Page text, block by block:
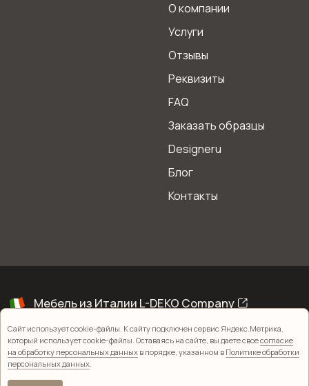
О компании
Услуги
Отзывы
Реквизиты
FAQ
Заказать образцы
Designeru
Блог
Контакты
Сайт использует cookie-файлы. К сайту подключен сервис Яндекс.Метрика,
который использует cookie-файлы. Оставаясь на сайте, вы даете своесогласие
на обработку персональных данных в порядке, указанном в Политике обработки
персональных данных.